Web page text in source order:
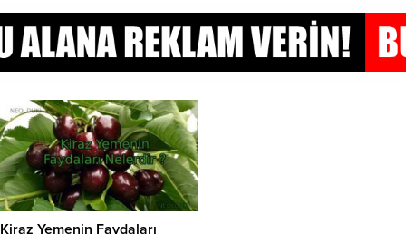
Kiraz Yemenin Faydaları